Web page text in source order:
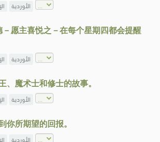
الأوردية
愿主喜悦之－在每个星期四都会提醒
الأوردية
、魔术士和修士的故事。
الأوردية
你所期望的回报。